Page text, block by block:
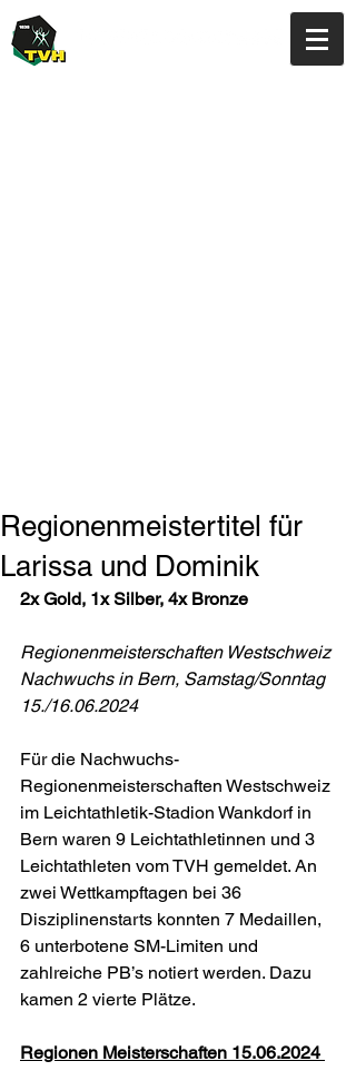
Regionenmeistertitel für
Larissa und Dominik
2x Gold, 1x Silber, 4x Bronze
Regionenmeisterschaften Westschweiz
Nachwuchs in Bern, Samstag/Sonntag
15./16.06.2024
Für die Nachwuchs-
Regionenmeisterschaften Westschweiz
im Leichtathletik-Stadion Wankdorf in
Bern waren 9 Leichtathletinnen und 3
Leichtathleten vom TVH gemeldet. An
zwei Wettkampftagen bei 36
Disziplinenstarts konnten 7 Medaillen,
6 unterbotene SM-Limiten und
zahlreiche PB’s notiert werden. Dazu
kamen 2 vierte Plätze.
Regionen Meisterschaften 15.06.2024